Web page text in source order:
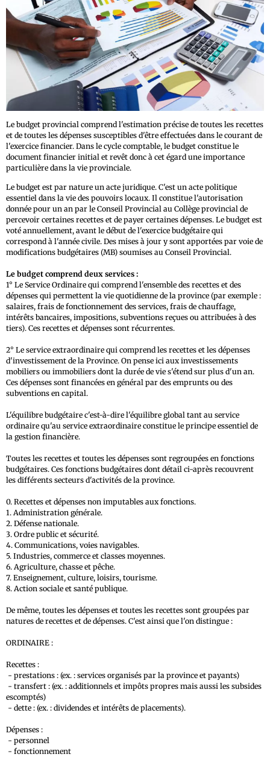
Le budget provincial comprend l'estimation précise de toutes les recettes
et de toutes les dépenses susceptibles d'être effectuées dans le courant de
l'exercice financier. Dans le cycle comptable, le budget constitue le
document financier initial et revêt donc à cet égard une importance
particulière dans la vie provinciale.
Le budget est par nature un acte juridique. C'est un acte politique
essentiel dans la vie des pouvoirs locaux. Il constitue l'autorisation
donnée pour un an par le Conseil Provincial au Collège provincial de
percevoir certaines recettes et de payer certaines dépenses. Le budget est
voté annuellement, avant le début de l'exercice budgétaire qui
correspond à l'année civile. Des mises à jour y sont apportées par voie de
modifications budgétaires (MB) soumises au Conseil Provincial.
Le budget comprend deux services :
1° Le Service Ordinaire qui comprend l'ensemble des recettes et des
dépenses qui permettent la vie quotidienne de la province (par exemple :
salaires, frais de fonctionnement des services, frais de chauffage,
intérêts bancaires, impositions, subventions reçues ou attribuées à des
tiers). Ces recettes et dépenses sont récurrentes.
2° Le service extraordinaire qui comprend les recettes et les dépenses
d'investissement de la Province. On pense ici aux investissements
mobiliers ou immobiliers dont la durée de vie s'étend sur plus d'un an.
Ces dépenses sont financées en général par des emprunts ou des
subventions en capital.
L'équilibre budgétaire c'est-à-dire l'équilibre global tant au service
ordinaire qu'au service extraordinaire constitue le principe essentiel de
la gestion financière.
Toutes les recettes et toutes les dépenses sont regroupées en fonctions
budgétaires. Ces fonctions budgétaires dont détail ci-après recouvrent
les différents secteurs d'activités de la province.
0. Recettes et dépenses non imputables aux fonctions.
1. Administration générale.
2. Défense nationale.
3. Ordre public et sécurité.
4. Communications, voies navigables.
5. Industries, commerce et classes moyennes.
6. Agriculture, chasse et pêche.
7. Enseignement, culture, loisirs, tourisme.
8. Action sociale et santé publique.
De même, toutes les dépenses et toutes les recettes sont groupées par
natures de recettes et de dépenses. C'est ainsi que l'on distingue :
ORDINAIRE :
Recettes :
- prestations : (ex. : services organisés par la province et payants)
- transfert : (ex. : additionnels et impôts propres mais aussi les subsides
escomptés)
- dette : (ex. : dividendes et intérêts de placements).
Dépenses :
- personnel
- fonctionnement